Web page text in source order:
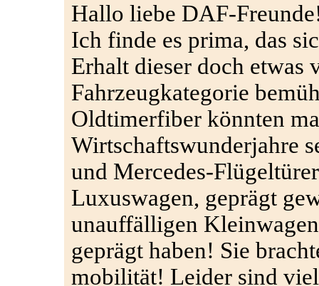
Hallo liebe DAF-
Ich finde es prima, das
Erhalt dieser doch etwas
Fahrzeugkategorie
Oldtimerfiber könnten
Wirtschaftswunderjahre
und Mercedes-
Luxuswagen, geprägt
unauffälligen
geprägt haben! Sie
mobilität! Leider sind